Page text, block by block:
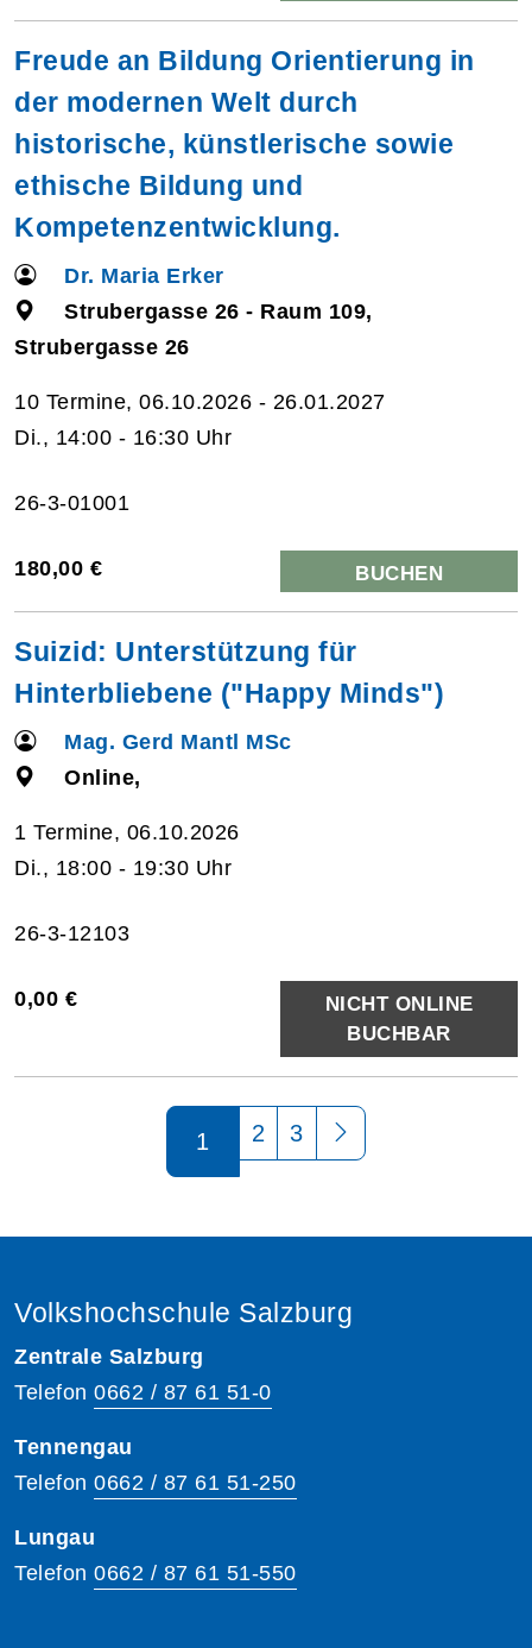
Freude an Bildung Orientierung in
der modernen Welt durch
historische, künstlerische sowie
ethische Bildung und
Kompetenzentwicklung.
Dr. Maria Erker
Strubergasse 26 - Raum 109,
Strubergasse 26
10 Termine, 06.10.2026 - 26.01.2027
Di., 14:00 - 16:30 Uhr
26-3-01001
180,00 € BUCHEN
Suizid: Unterstützung für
Hinterbliebene ("Happy Minds")
Mag. Gerd Mantl MSc
Online,
1 Termine, 06.10.2026
Di., 18:00 - 19:30 Uhr
26-3-12103
0,00 €
NICHT ONLINE
BUCHBAR
1 2 3
Volkshochschule Salzburg
Zentrale Salzburg
Telefon 0662 / 87 61 51-0
Tennengau
Telefon 0662 / 87 61 51-250
Lungau
Telefon 0662 / 87 61 51-550